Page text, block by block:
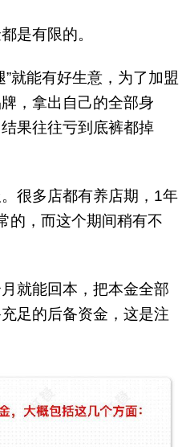
是有限的。
就能有好生意，为了加盟
，拿出自己的全部身
果往往亏到底裤都掉
很多店都有养店期，1年
的，而这个期间稍有不
就能回本，把本金全部
足的后备资金，这是注